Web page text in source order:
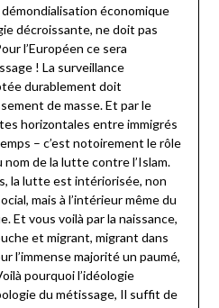
économique
décroissante, ne doit pas
l’Européen ce sera
! La surveillance
durablement doit
de masse. Et par le
horizontales entre immigrés
– c’est notoirement le rôle
nom de la lutte contre l’Islam.
la lutte est intériorisée, non
mais à l’intérieur même du
Et vous voilà par la naissance,
et migrant, migrant dans
l’immense majorité un paumé,
pourquoi l’idéologie
du métissage, Il suffit de